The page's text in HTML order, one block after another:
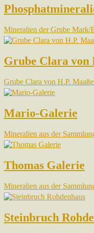
Mineralien der Grube Mark/
Grube Clara von
Grube Clara von H.P.
Mario-Galerie
Mineralien aus der
Thomas Galerie
Mineralien aus der
Steinbruch